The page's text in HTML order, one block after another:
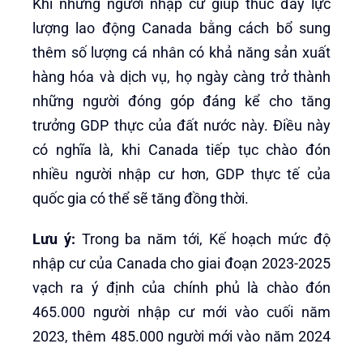
Khi những người nhập cư giúp thúc đẩy lực
lượng lao động Canada bằng cách bổ sung
thêm số lượng cá nhân có khả năng sản xuất
hàng hóa và dịch vụ, họ ngày càng trở thành
những người đóng góp đáng kể cho tăng
trưởng GDP thực của đất nước này. Điều này
có nghĩa là, khi Canada tiếp tục chào đón
nhiều người nhập cư hơn, GDP thực tế của
quốc gia có thể sẽ tăng đồng thời.
Lưu ý: Trong ba năm tới, Kế hoạch mức độ
nhập cư của Canada cho giai đoạn 2023-2025
vạch ra ý định của chính phủ là chào đón
465.000 người nhập cư mới vào cuối năm
2023, thêm 485.000 người mới vào năm 2024